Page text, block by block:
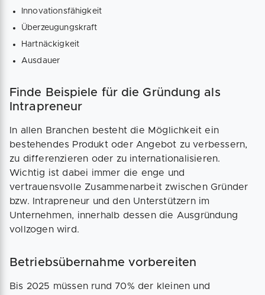
Innovationsfähigkeit
Überzeugungskraft
Hartnäckigkeit
Ausdauer
Finde Beispiele für die Gründung als
Intrapreneur
In allen Branchen besteht die Möglichkeit ein
bestehendes Produkt oder Angebot zu verbessern,
zu differenzieren oder zu internationalisieren.
Wichtig ist dabei immer die enge und
vertrauensvolle Zusammenarbeit zwischen Gründer
bzw. Intrapreneur und den Unterstützern im
Unternehmen, innerhalb dessen die Ausgründung
vollzogen wird.
Betriebsübernahme vorbereiten
Bis 2025 müssen rund 70% der kleinen und